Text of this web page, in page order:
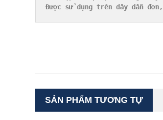
Được sử dụng trên dây dẫn
SẢN PHẨM TƯƠNG TỰ